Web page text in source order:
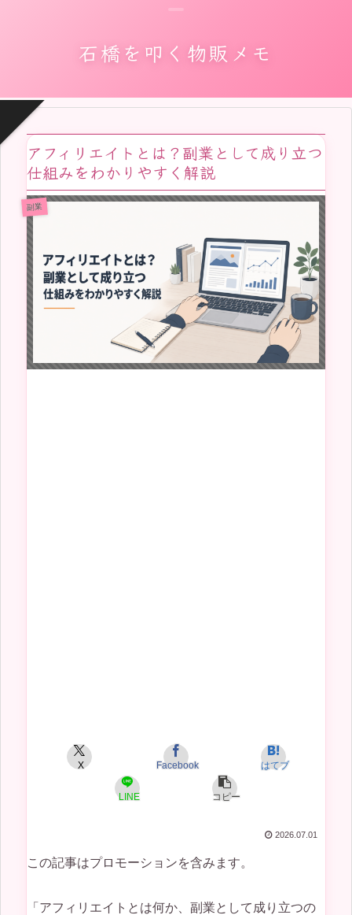
石橋を叩く物販メモ
アフィリエイトとは？副業として成り立つ
仕組みをわかりやすく解説
副業
X Facebook はてブ
LINE コピー
2026.07.01
この記事はプロモーションを含みます。
「アフィリエイトとは何か、副業として成り立つの